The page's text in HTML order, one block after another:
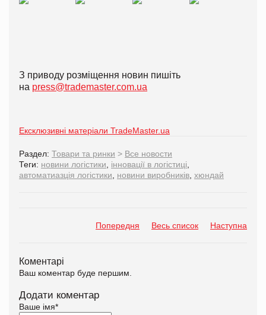
З приводу розміщення новин пишіть
на press@trademaster.com.ua
Ексклюзивні матеріали TradeMaster.ua
Раздел: Товари та ринки > Все новости
Теги: новини логістики інновації в логістиці
автоматиазція логістики
новини виробників хюндай
Попередня Весь список Наступна
Коментарі
Ваш коментар буде першим.
Додати коментар
Ваше імя*